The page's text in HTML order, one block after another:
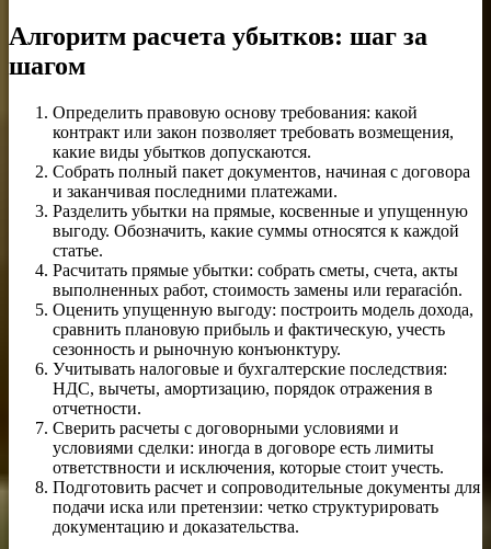
Алгоритм расчета убытков: шаг за
шагом
Определить правовую основу требования: какой
контракт или закон позволяет требовать возмещения,
какие виды убытков допускаются.
Собрать полный пакет документов, начиная с договора
и заканчивая последними платежами.
Разделить убытки на прямые, косвенные и упущенную
выгоду. Обозначить, какие суммы относятся к каждой
статье.
Расчитать прямые убытки: собрать сметы, счета, акты
выполненных работ, стоимость замены или reparación.
Оценить упущенную выгоду: построить модель дохода,
сравнить плановую прибыль и фактическую, учесть
сезонность и рыночную конъюнктуру.
Учитывать налоговые и бухгалтерские последствия:
НДС, вычеты, амортизацию, порядок отражения в
отчетности.
Сверить расчеты с договорными условиями и
условиями сделки: иногда в договоре есть лимиты
ответствности и исключения, которые стоит учесть.
Подготовить расчет и сопроводительные документы для
подачи иска или претензии: четко структурировать
документацию и доказательства.